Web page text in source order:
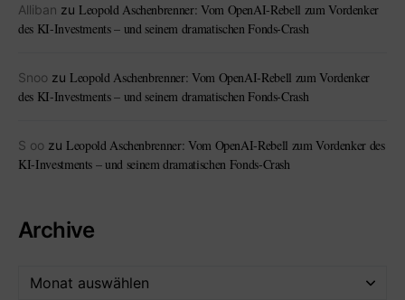
Alliban zu Leopold Aschenbrenner: Vom OpenAI-Rebell zum Vordenker
des KI-Investments – und seinem dramatischen Fonds-Crash
Snoo zu Leopold Aschenbrenner: Vom OpenAI-Rebell zum Vordenker
des KI-Investments – und seinem dramatischen Fonds-Crash
S oo zu Leopold Aschenbrenner: Vom OpenAI-Rebell zum Vordenker des
KI-Investments – und seinem dramatischen Fonds-Crash
Archive